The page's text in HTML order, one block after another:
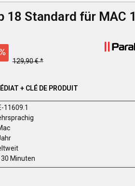
18 Standard für MAC 1
129,90 € *
+ CLÉ DE PRODUIT
11609.1
30 Minuten